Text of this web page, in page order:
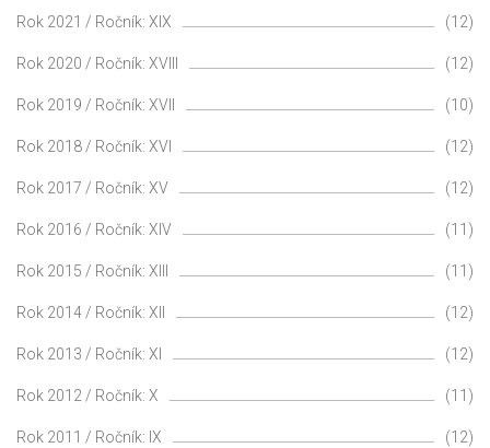
Rok 2021 / Ročník: XIX (12)
Rok 2020 / Ročník: XVIII (12)
Rok 2019 / Ročník: XVII (10)
Rok 2018 / Ročník: XVI (12)
Rok 2017 / Ročník: XV (12)
Rok 2016 / Ročník: XIV (11)
Rok 2015 / Ročník: XIII (11)
Rok 2014 / Ročník: XII (12)
Rok 2013 / Ročník: XI (12)
Rok 2012 / Ročník: X (11)
Rok 2011 / Ročník: IX (12)